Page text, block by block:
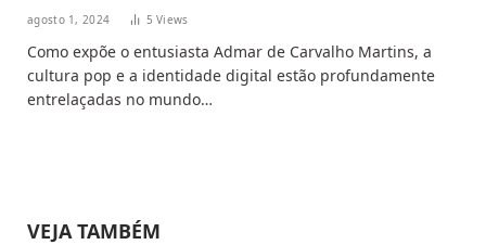
agosto 1, 2024 5Views
Como expõe o entusiasta Admar de Carvalho Martins, a
cultura pop e a identidade digital estão profundamente
entrelaçadas no mundo…
VEJA TAMBÉM